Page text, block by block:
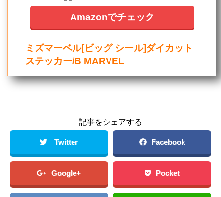
Amazonでチェック
ミズマーベル[ビッグ シール]ダイカット
ステッカー/B MARVEL
記事をシェアする
Twitter Facebook
Google+ Pocket